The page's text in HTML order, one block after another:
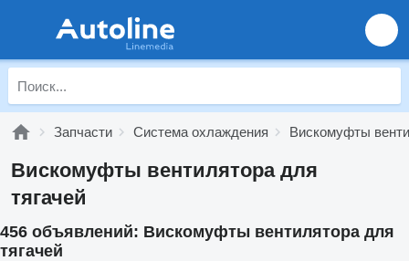
Запчасти Система охлаждения Вискомуфты
Вискомуфты вентилятора для
тягачей
456 объявлений: Вискомуфты вентилятора для
тягачей